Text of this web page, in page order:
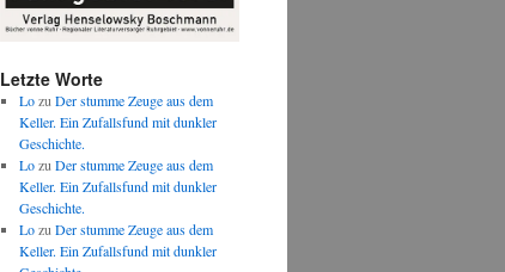
Letzte Worte
LozuDer stumme Zeuge aus dem
Keller. Ein Zufallsfund mit dunkler
Geschichte.
LozuDer stumme Zeuge aus dem
Keller. Ein Zufallsfund mit dunkler
Geschichte.
LozuDer stumme Zeuge aus dem
Keller. Ein Zufallsfund mit dunkler